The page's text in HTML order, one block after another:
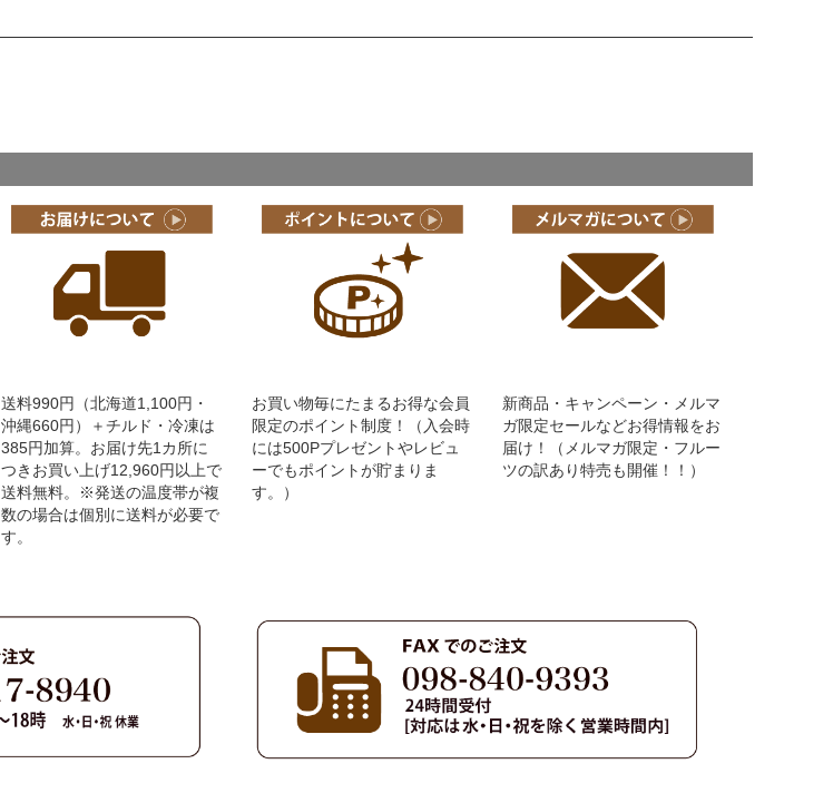
送料990円（北海道1,100円・
沖縄660円）＋チルド・冷凍は
385円加算。お届け先1カ所に
つきお買い上げ12,960円以上で
送料無料。※発送の温度帯が複
数の場合は個別に送料が必要で
す。
お買い物毎にたまるお得な会員
限定のポイント制度！（入会時
には500Pプレゼントやレビュ
ーでもポイントが貯まりま
す。）
新商品・キャンペーン・メルマ
ガ限定セールなどお得情報をお
届け！（メルマガ限定・フルー
ツの訳あり特売も開催！！）